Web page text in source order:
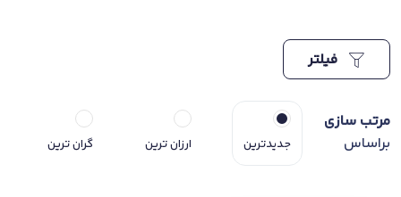
مرتب سازی
براساس
جدیدترین ارزان ترین گران ترین